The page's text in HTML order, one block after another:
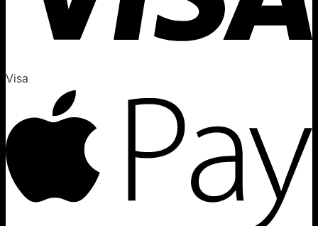
Visa